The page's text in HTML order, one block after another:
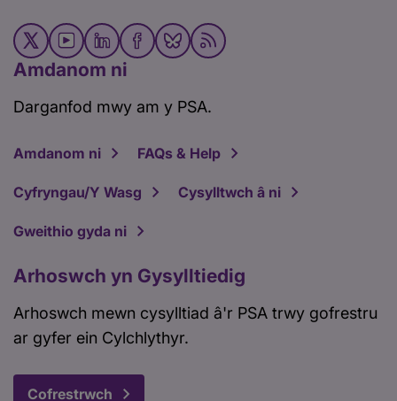
Amdanom ni
Darganfod mwy am y PSA.
Amdanom ni FAQs & Help
Cyfryngau/Y Wasg Cysylltwch â ni
Gweithio gyda ni
Arhoswch yn Gysylltiedig
Arhoswch mewn cysylltiad â'r PSA trwy gofrestru
ar gyfer ein Cylchlythyr.
Cofrestrwch